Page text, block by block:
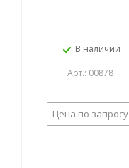
В наличии
Арт.: 00878
Цена по запросу